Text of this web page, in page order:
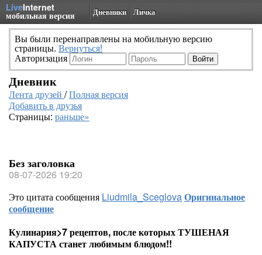
LiveInternet
мобильная версия Дневники Личка
Вы были перенаправлены на мобильную версию
страницы. Вернуться!
Авторизация
Дневник
Лента друзей /Полная версия
Добавить в друзья
Страницы: раньше»
Без заголовка
08-07-2026 19:20
Это цитата сообщения Liudmila_SceglovaОригинальное
сообщение
Кулинария>7 рецептов, после которых ТУШЕНАЯ
КАПУСТА станет любимым блюдом!!